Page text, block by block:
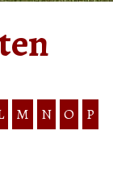
M N O
P